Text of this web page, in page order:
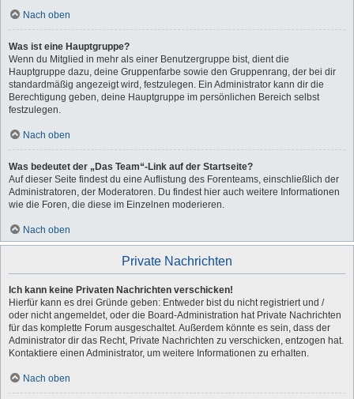
Nach oben
Was ist eine Hauptgruppe?
Wenn du Mitglied in mehr als einer Benutzergruppe bist, dient die
Hauptgruppe dazu, deine Gruppenfarbe sowie den Gruppenrang, der bei dir
standardmäßig angezeigt wird, festzulegen. Ein Administrator kann dir die
Berechtigung geben, deine Hauptgruppe im persönlichen Bereich selbst
festzulegen.
Nach oben
Was bedeutet der „Das Team“-Link auf der Startseite?
Auf dieser Seite findest du eine Auflistung des Forenteams, einschließlich der
Administratoren, der Moderatoren. Du findest hier auch weitere Informationen
wie die Foren, die diese im Einzelnen moderieren.
Nach oben
Private Nachrichten
Ich kann keine Privaten Nachrichten verschicken!
Hierfür kann es drei Gründe geben: Entweder bist du nicht registriert und /
oder nicht angemeldet, oder die Board-Administration hat Private Nachrichten
für das komplette Forum ausgeschaltet. Außerdem könnte es sein, dass der
Administrator dir das Recht, Private Nachrichten zu verschicken, entzogen hat.
Kontaktiere einen Administrator, um weitere Informationen zu erhalten.
Nach oben